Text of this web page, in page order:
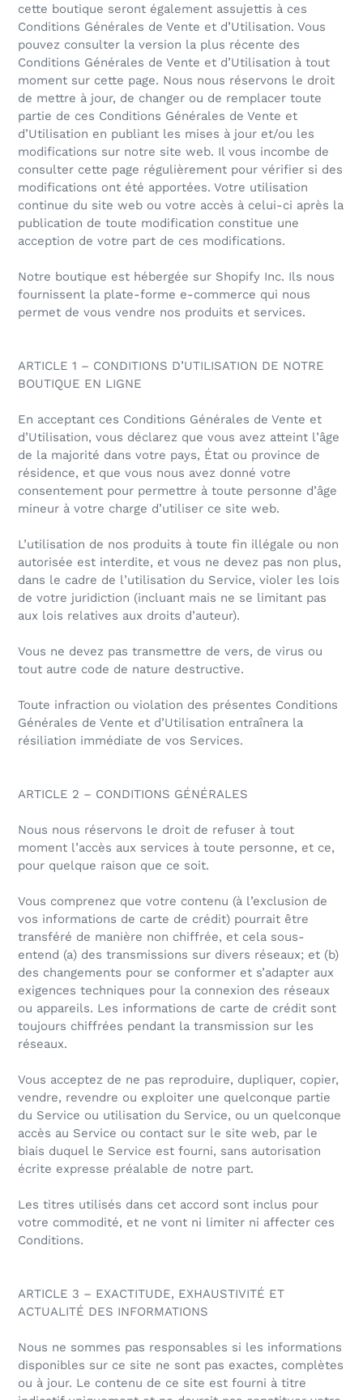
cette boutique seront également assujettis à ces
Conditions Générales de Vente et d’Utilisation. Vous
pouvez consulter la version la plus récente des
Conditions Générales de Vente et d’Utilisation à tout
moment sur cette page. Nous nous réservons le droit
de mettre à jour, de changer ou de remplacer toute
partie de ces Conditions Générales de Vente et
d’Utilisation en publiant les mises à jour et/ou les
modifications sur notre site web. Il vous incombe de
consulter cette page régulièrement pour vérifier si des
modifications ont été apportées. Votre utilisation
continue du site web ou votre accès à celui-ci après la
publication de toute modification constitue une
acception de votre part de ces modifications.
Notre boutique est hébergée sur Shopify Inc. Ils nous
fournissent la plate-forme e-commerce qui nous
permet de vous vendre nos produits et services.
ARTICLE 1 – CONDITIONS D’UTILISATION DE NOTRE
BOUTIQUE EN LIGNE
En acceptant ces Conditions Générales de Vente et
d’Utilisation, vous déclarez que vous avez atteint l’âge
de la majorité dans votre pays, État ou province de
résidence, et que vous nous avez donné votre
consentement pour permettre à toute personne d’âge
mineur à votre charge d’utiliser ce site web.
L’utilisation de nos produits à toute fin illégale ou non
autorisée est interdite, et vous ne devez pas non plus,
dans le cadre de l’utilisation du Service, violer les lois
de votre juridiction (incluant mais ne se limitant pas
aux lois relatives aux droits d’auteur).
Vous ne devez pas transmettre de vers, de virus ou
tout autre code de nature destructive.
Toute infraction ou violation des présentes Conditions
Générales de Vente et d’Utilisation entraînera la
résiliation immédiate de vos Services.
ARTICLE 2 – CONDITIONS GÉNÉRALES
Nous nous réservons le droit de refuser à tout
moment l’accès aux services à toute personne, et ce,
pour quelque raison que ce soit.
Vous comprenez que votre contenu (à l’exclusion de
vos informations de carte de crédit) pourrait être
transféré de manière non chiffrée, et cela sous-
entend (a) des transmissions sur divers réseaux; et (b)
des changements pour se conformer et s’adapter aux
exigences techniques pour la connexion des réseaux
ou appareils. Les informations de carte de crédit sont
toujours chiffrées pendant la transmission sur les
réseaux.
Vous acceptez de ne pas reproduire, dupliquer, copier,
vendre, revendre ou exploiter une quelconque partie
du Service ou utilisation du Service, ou un quelconque
accès au Service ou contact sur le site web, par le
biais duquel le Service est fourni, sans autorisation
écrite expresse préalable de notre part.
Les titres utilisés dans cet accord sont inclus pour
votre commodité, et ne vont ni limiter ni affecter ces
Conditions.
ARTICLE 3 – EXACTITUDE, EXHAUSTIVITÉ ET
ACTUALITÉ DES INFORMATIONS
Nous ne sommes pas responsables si les informations
disponibles sur ce site ne sont pas exactes, complètes
ou à jour. Le contenu de ce site est fourni à titre